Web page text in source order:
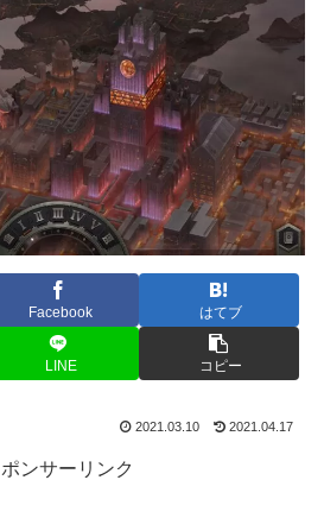
Facebook はてブ
LINE コピー
2021.03.10 2021.04.17
ンサーリンク